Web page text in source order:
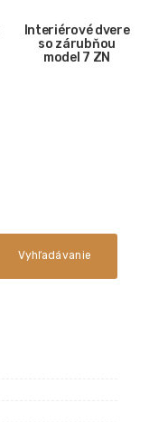
Interiérové dvere
so zárubňou
model 7 ZN
Vyhľadávanie